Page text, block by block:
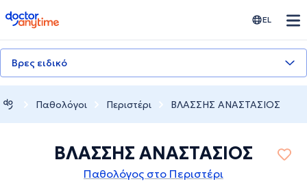
doctoranytime EL
Βρες ειδικό
Παθολόγοι Περιστέρι ΒΛΑΣΣΗΣ ΑΝΑΣΤΑΣΙΟΣ
ΒΛΑΣΣΗΣ ΑΝΑΣΤΑΣΙΟΣ
Παθολόγος στο Περιστέρι